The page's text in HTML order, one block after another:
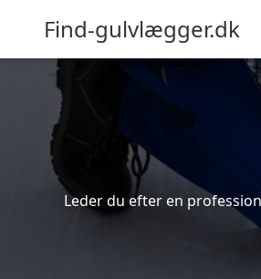
Find-gulvlægger.dk
Leder du efter en